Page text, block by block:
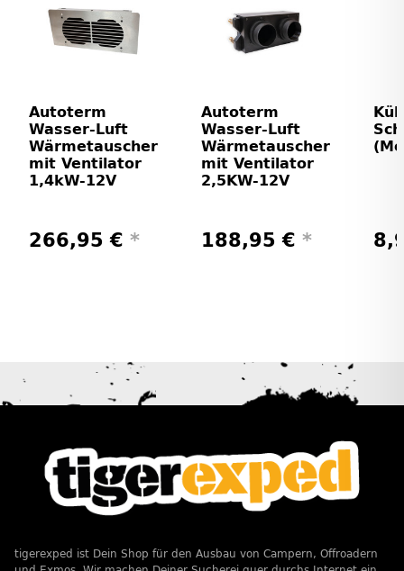
Autoterm
Wasser-Luft
Wärmetauscher
mit Ventilator
1,4kW-12V
266,95 € *
Autoterm
Wasser-Luft
Wärmetauscher
mit Ventilator
2,5KW-12V
188,95 € *
tigerexped ist Dein Shop für den Ausbau von Campern, Offroadern